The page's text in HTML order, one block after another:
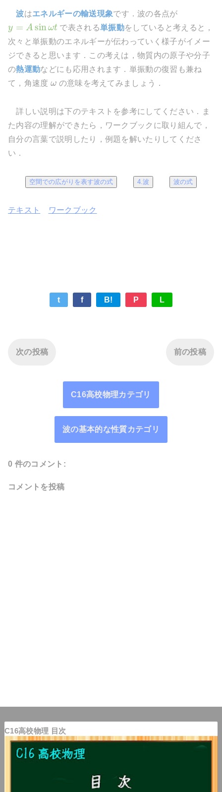
波はエネルギーの輸送現象です．波の各点が
y = A sinωt で表される単振動をしていると考えると，
次々と単振動のエネルギーが伝わっていく様子がイメー
ジできると思います．この考えは，物質内の原子や分子
の熱運動などにも応用されます．単振動の復習も兼ね
て，角速度 ω の意味を考えてみましょう．
詳しい説明は下のテキストを参考にしてください．ま
た内容の理解ができたら，ワークブックに取り組んで，
自分の言葉で説明したり，例題を解いたりしてくださ
い．
空間での広がりを表す波の式 4.波 波の式
テキスト ワークブック
t f B! P L
次の投稿 前の投稿
C16高校物理カテゴリ
波の基本的な性質カテゴリ
0 件のコメント:
コメントを投稿
C16高校物理 目次